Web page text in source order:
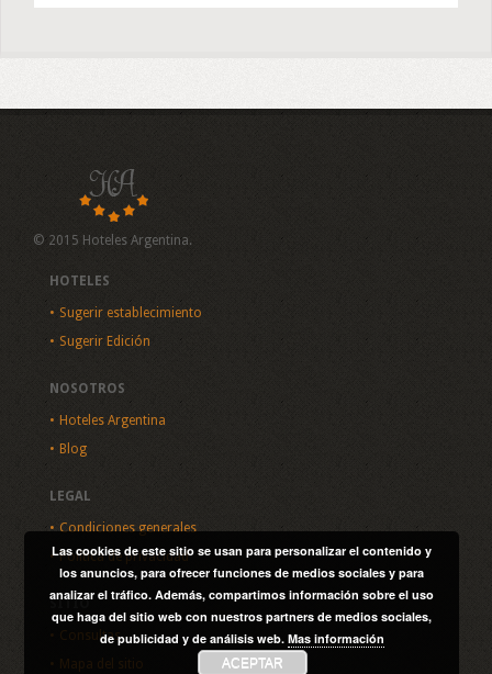
© 2015 Hoteles Argentina.
HOTELES
Sugerir establecimiento
Sugerir Edición
NOSOTROS
Hoteles Argentina
Blog
LEGAL
Condiciones generales
Política de privacidad
SITIO
Consultas
Mapa del sitio
Las cookies de este sitio se usan para personalizar el contenido y
los anuncios, para ofrecer funciones de medios sociales y para
analizar el tráfico. Además, compartimos información sobre el uso
que haga del sitio web con nuestros partners de medios sociales,
de publicidad y de análisis web. Mas información
ACEPTAR